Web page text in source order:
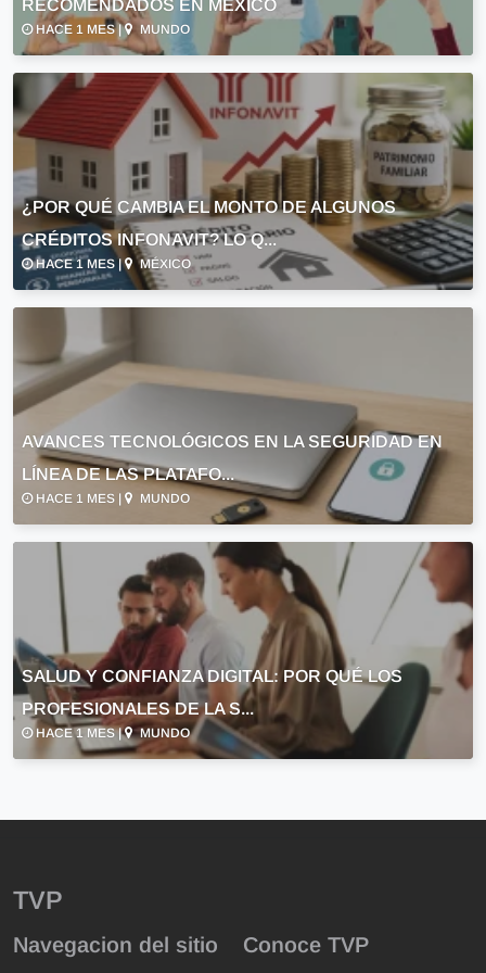
RECOMENDADOS EN MÉXICO
HACE 1 MES | MUNDO
¿POR QUÉ CAMBIA EL MONTO DE ALGUNOS
CRÉDITOS INFONAVIT? LO Q...
HACE 1 MES | MÉXICO
AVANCES TECNOLÓGICOS EN LA SEGURIDAD EN
LÍNEA DE LAS PLATAFO...
HACE 1 MES | MUNDO
SALUD Y CONFIANZA DIGITAL: POR QUÉ LOS
PROFESIONALES DE LA S...
HACE 1 MES | MUNDO
TVP
Navegacion del sitio Conoce TVP